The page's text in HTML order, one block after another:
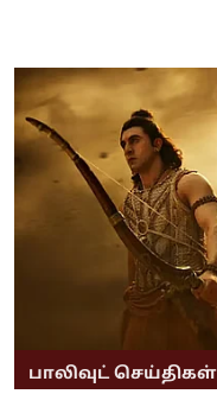
பாலிவுட் செய்திகள்